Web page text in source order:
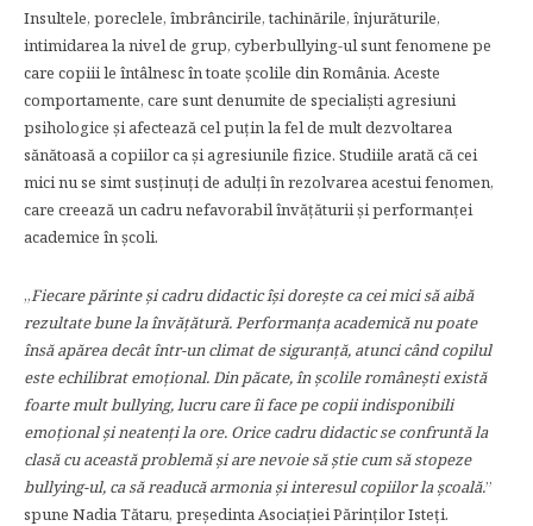
Insultele, poreclele, îmbrâncirile, tachinările, înjurăturile,
intimidarea la nivel de grup, cyberbullying-ul sunt fenomene pe
care copiii le întâlnesc în toate şcolile din România. Aceste
comportamente, care sunt denumite de specialişti agresiuni
psihologice şi afectează cel puţin la fel de mult dezvoltarea
sănătoasă a copiilor ca şi agresiunile fizice. Studiile arată că cei
mici nu se simt susţinuţi de adulţi în rezolvarea acestui fenomen,
care creează un cadru nefavorabil învăţăturii şi performanţei
academice în şcoli.
„Fiecare părinte şi cadru didactic îşi doreşte ca cei mici să aibă
rezultate bune la învăţătură. Performanţa academică nu poate
însă apărea decât într-un climat de siguranţă, atunci când copilul
este echilibrat emoţional. Din păcate, în şcolile româneşti există
foarte mult bullying, lucru care îi face pe copii indisponibili
emoţional şi neatenţi la ore. Orice cadru didactic se confruntă la
clasă cu această problemă şi are nevoie să ştie cum să stopeze
bullying-ul, ca să readucă armonia şi interesul copiilor la şcoală.”
spune Nadia Tătaru, preşedinta Asociaţiei Părinţilor Isteţi.